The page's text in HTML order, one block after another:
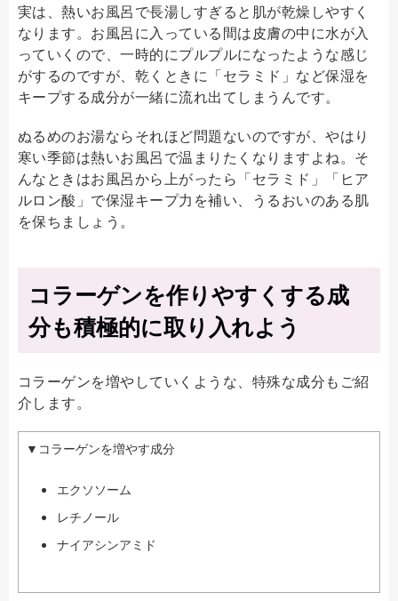
実は、熱いお風呂で長湯しすぎると肌が乾燥しやすく
なります。お風呂に入っている間は皮膚の中に水が入
っていくので、一時的にプルプルになったような感じ
がするのですが、乾くときに「セラミド」など保湿を
キープする成分が一緒に流れ出てしまうんです。
ぬるめのお湯ならそれほど問題ないのですが、やはり
寒い季節は熱いお風呂で温まりたくなりますよね。そ
んなときはお風呂から上がったら「セラミド」「ヒア
ルロン酸」で保湿キープ力を補い、うるおいのある肌
を保ちましょう。
コラーゲンを作りやすくする成
分も積極的に取り入れよう
コラーゲンを増やしていくような、特殊な成分もご紹
介します。
▼コラーゲンを増やす成分
エクソソーム
レチノール
ナイアシンアミド